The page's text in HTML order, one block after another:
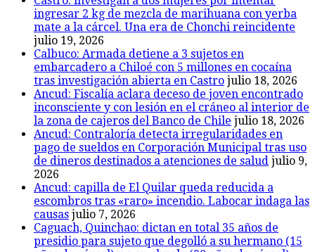
ingresar 2 kg de mezcla de marihuana con yerba
mate a la cárcel. Una era de Chonchi reincidente
julio 19, 2026
Calbuco: Armada detiene a 3 sujetos en
embarcadero a Chiloé con 5 millones en cocaína
tras investigación abierta en Castro julio 18, 2026
Ancud: Fiscalía aclara deceso de joven encontrado
inconsciente y con lesión en el cráneo al interior de
la zona de cajeros del Banco de Chile julio 18, 2026
Ancud: Contraloría detecta irregularidades en
pago de sueldos en Corporación Municipal tras uso
de dineros destinados a atenciones de salud julio 9,
2026
Ancud: capilla de El Quilar queda reducida a
escombros tras «raro» incendio. Labocar indaga las
causas julio 7, 2026
Caguach, Quinchao: dictan en total 35 años de
presidio para sujeto que degolló a su hermano (15